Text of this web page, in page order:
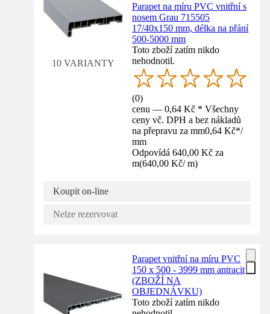
10 VARIANTY
Parapet na míru PVC vnitřní s
nosem Grau 715505
17/40x150 mm, délka na přání
500-5000 mm
Toto zboží zatím nikdo
nehodnotil.
(0)
cenu — 0,64 Kč * Všechny
ceny vč. DPH a bez nákladů
na přepravu za mm0,64 Kč*/
mm
Odpovídá 640,00 Kč za
m(640,00 Kč/ m)
Koupit on-line
Nelze rezervovat
Parapet vnitřní na míru PVC
150 x 500 - 3999 mm antracit
(ZBOŽÍ NA
OBJEDNÁVKU)
Toto zboží zatím nikdo